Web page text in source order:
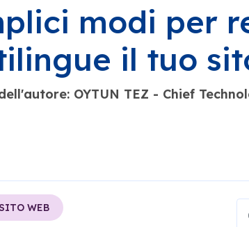
modi per
il tuo
OYTUN TEZ - Chief
WEB